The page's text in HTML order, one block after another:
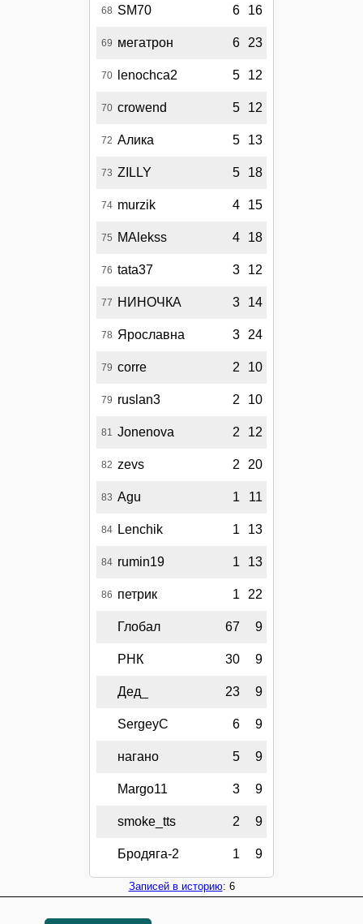
68 SM70 6 16
69 мегатрон 6 23
70 lenochca2 5 12
70 crowend 5 12
72 Алика 5 13
73 ZILLY 5 18
74 murzik 4 15
75 MAlekss 4 18
76 tata37 3 12
77 НИНОЧКА 3 14
78 Ярославна 3 24
79 corre 2 10
79 ruslan3 2 10
81 Jonenova 2 12
82 zevs 2 20
83 Agu 1 11
84 Lenchik 1 13
84 rumin19 1 13
86 петрик 1 22
Глобал 67 9
РНК 30 9
Дед_ 23 9
SergeyC 6 9
нагано 5 9
Margo11 3 9
smoke_tts 2 9
Бродяга-2 1 9
Записей в историю: 6